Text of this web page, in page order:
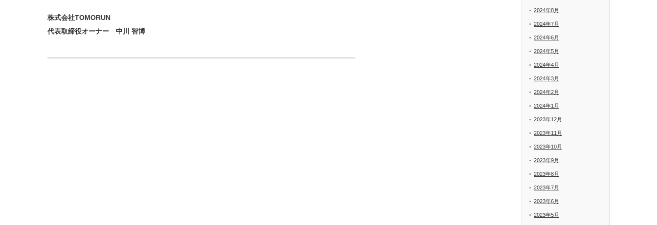
株式会社TOMORUN
代表取締役オーナー 中川 智博
2024年8月
2024年7月
2024年6月
2024年5月
2024年4月
2024年3月
2024年2月
2024年1月
2023年12月
2023年11月
2023年10月
2023年9月
2023年8月
2023年7月
2023年6月
2023年5月